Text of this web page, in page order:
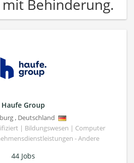
Behinderung.
Haufe Group
, Deutschland
| Bildungswesen | Computer
- Andere
44 Jobs